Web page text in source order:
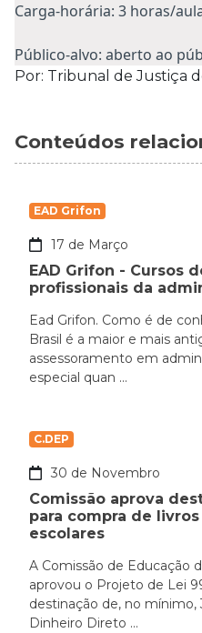
Carga-horária: 3 horas/
Público-alvo: aberto ao
Por: Tribunal de Justiça
Conteúdos
EAD Grifon
17 de Março
EAD Grifon - Cursos
profissionais da
Ead Grifon. Como é de
Brasil é a maior e mais
assessoramento em
especial quan ...
C.DEP
30 de Novembro
Comissão aprova
para compra de
escolares
A Comissão de Educação
aprovou o Projeto de Lei
destinação de, no mínimo,
Dinheiro Direto ...